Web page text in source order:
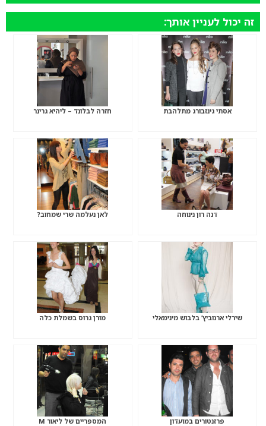
זה יכול לעניין אותך:
אסתי גינזבורג מתלהבת חזרה לבלונד – ליהיא גרינר
דנה רון נינוחה לאן נעלמה שרי שמחוב?
שירלי ארנוביץ’ בלבוש מינימאלי מורן גרוס בשמלת כלה
פרזנטורים במועדון המספריים של ליאור M